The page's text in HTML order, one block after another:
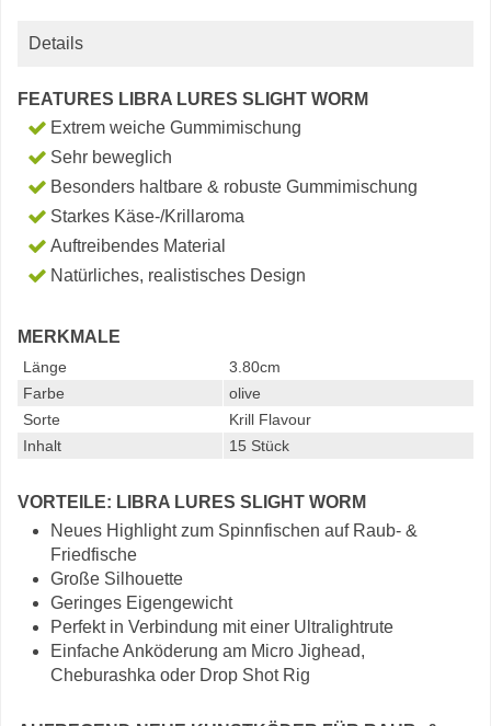
Details
FEATURES LIBRA LURES SLIGHT WORM
Extrem weiche Gummimischung
Sehr beweglich
Besonders haltbare & robuste Gummimischung
Starkes Käse-/Krillaroma
Auftreibendes Material
Natürliches, realistisches Design
MERKMALE
Länge
3.80cm
Farbe
olive
Sorte
Krill Flavour
Inhalt
15 Stück
VORTEILE: LIBRA LURES SLIGHT WORM
Neues Highlight zum Spinnfischen auf Raub- &
Friedfische
Große Silhouette
Geringes Eigengewicht
Perfekt in Verbindung mit einer Ultralightrute
Einfache Anköderung am Micro Jighead,
Cheburashka oder Drop Shot Rig